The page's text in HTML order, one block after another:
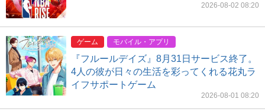
2026-08-02 08:20
ゲーム モバイル・アプリ
『フルールデイズ』8月31日サービス終了。
4人の彼が日々の生活を彩ってくれる花丸ラ
イフサポートゲーム
2026-08-01 08:20